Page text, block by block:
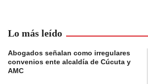
Lo más leído
Abogados señalan como irregulares
convenios ente alcaldía de Cúcuta y
AMC